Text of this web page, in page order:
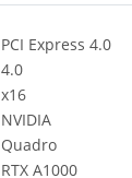
PCI Express 4.0
4.0
x16
NVIDIA
Quadro
RTX A1000